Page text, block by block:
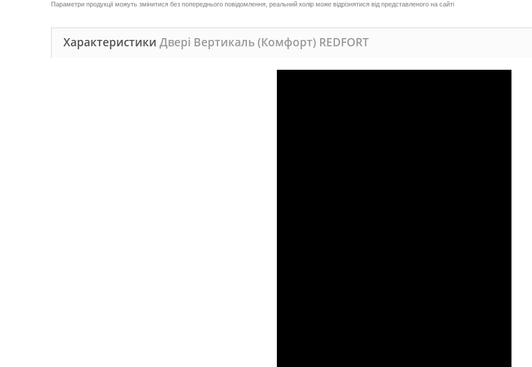
Параметри продукції можуть змінитися без попереднього повідомлення, реальний колір може відрізнятися від представленого на сайті
Характеристики Двері Вертикаль (Комфорт) REDFORT